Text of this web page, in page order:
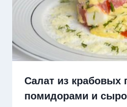
Салат из крабовых
помидорами и